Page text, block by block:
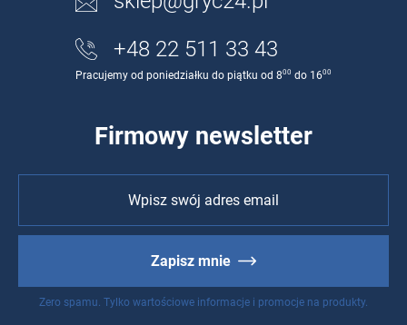
+48 22 511 33 43
Pracujemy od poniedziałku do piątku od 800 do 1600
Firmowy newsletter
Zapisz mnie
Zero spamu. Tylko wartościowe informacje i promocje na produkty.